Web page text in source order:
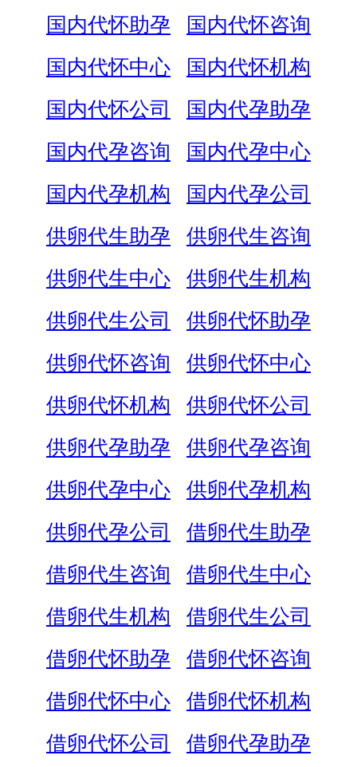
国内代怀助孕
国内代怀咨询
国内代怀中心
国内代怀机构
国内代怀公司
国内代孕助孕
国内代孕咨询
国内代孕中心
国内代孕机构
国内代孕公司
供卵代生助孕
供卵代生咨询
供卵代生中心
供卵代生机构
供卵代生公司
供卵代怀助孕
供卵代怀咨询
供卵代怀中心
供卵代怀机构
供卵代怀公司
供卵代孕助孕
供卵代孕咨询
供卵代孕中心
供卵代孕机构
供卵代孕公司
借卵代生助孕
借卵代生咨询
借卵代生中心
借卵代生机构
借卵代生公司
借卵代怀助孕
借卵代怀咨询
借卵代怀中心
借卵代怀机构
借卵代怀公司
借卵代孕助孕